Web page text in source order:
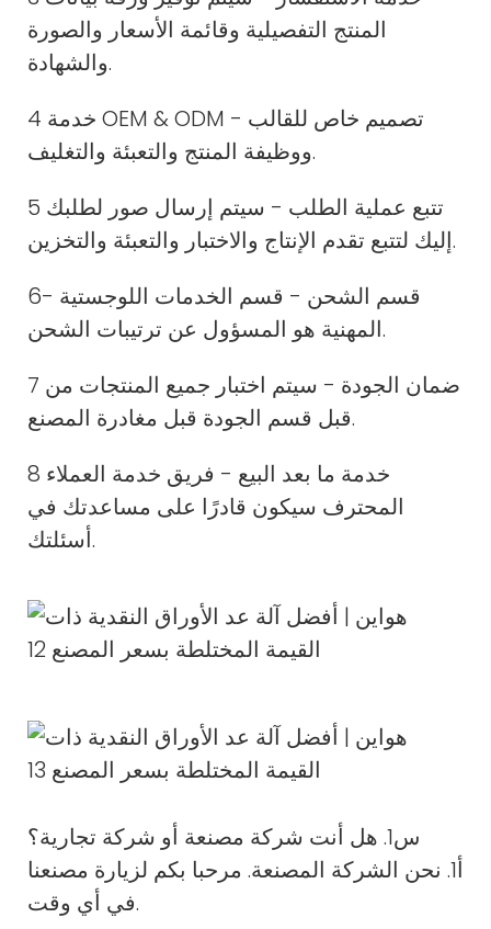
المنتج التفصيلية وقائمة الأسعار والصورة
والشهادة.
4 خدمة OEM & ODM - تصميم خاص للقالب
ووظيفة المنتج والتعبئة والتغليف.
5 تتبع عملية الطلب - سيتم إرسال صور لطلبك
إليك لتتبع تقدم الإنتاج والاختبار والتعبئة والتخزين.
6- قسم الشحن - قسم الخدمات اللوجستية
المهنية هو المسؤول عن ترتيبات الشحن.
7 ضمان الجودة - سيتم اختبار جميع المنتجات من
قبل قسم الجودة قبل مغادرة المصنع.
8 خدمة ما بعد البيع - فريق خدمة العملاء
المحترف سيكون قادرًا على مساعدتك في
أسئلتك.
س1. هل أنت شركة مصنعة أو شركة تجارية؟
أ1. نحن الشركة المصنعة. مرحبا بكم لزيارة مصنعنا
في أي وقت.